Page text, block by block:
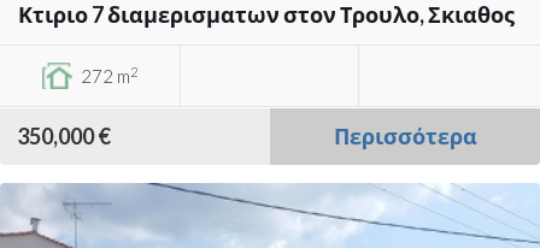
Κτιριο 7 διαμερισματων στον Τρουλο, Σκιαθος
272 m2
350,000 € Περισσότερα